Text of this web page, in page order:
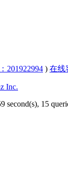
201922994 ) 在线
Inc.
second(s), 15